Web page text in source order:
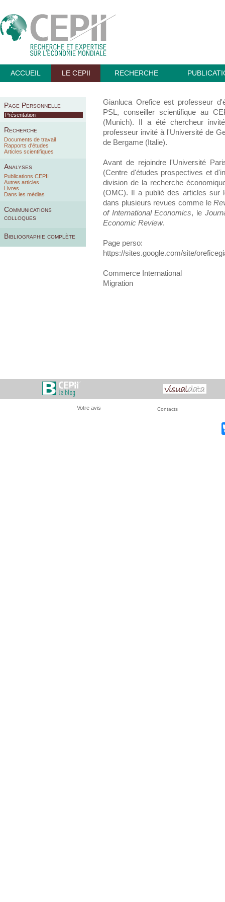
ACCUEIL LE CEPII RECHERCHE
Page Personnelle
Présentation
Recherche
Documents de travail
Rapports d'études
Articles scientifiques
Analyses
Publications CEPII
Autres articles
Livres
Dans les médias
Communications
colloques
Bibliographie complète
Gianluca Orefice est professeur
PSL, conseiller scientifique au
(Munich). Il a été chercheur
professeur invité à l'Université de
de Bergame (Italie).
Avant de rejoindre l'Université
(Centre d'études prospectives et
division de la recherche
(OMC). Il a publié des articles sur
dans plusieurs revues comme le
of International Economics, le
Economic Review.
Page perso:
https://sites.google.com/site/
Commerce International
Migration
Votre avis Contacts